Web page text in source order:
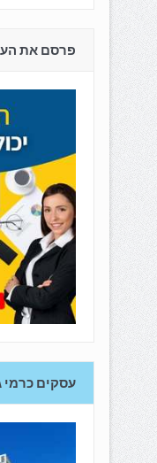
פרסם את
עסקים כרמי